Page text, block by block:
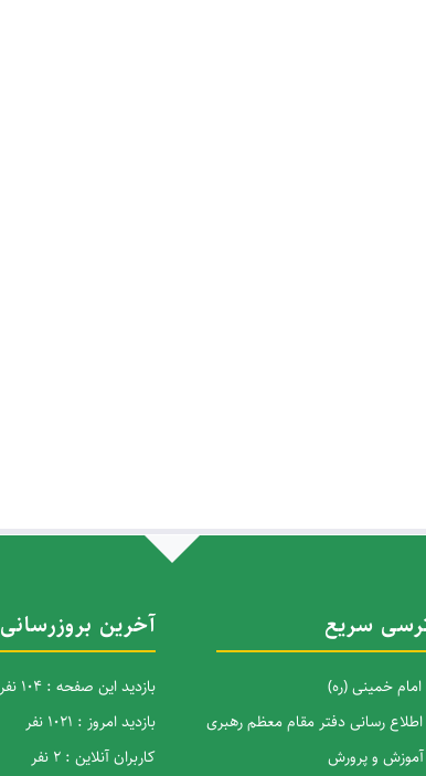
سریع
امام خمینی (ره)
اطلاع رسانی دفتر مقام معظم رهبری
آموزش و پرورش
آخرین بروزرسانی
بازدید این صفحه : 104 نفر
بازدید امروز : 1021 نفر
کاربران آنلاین : 2 نفر